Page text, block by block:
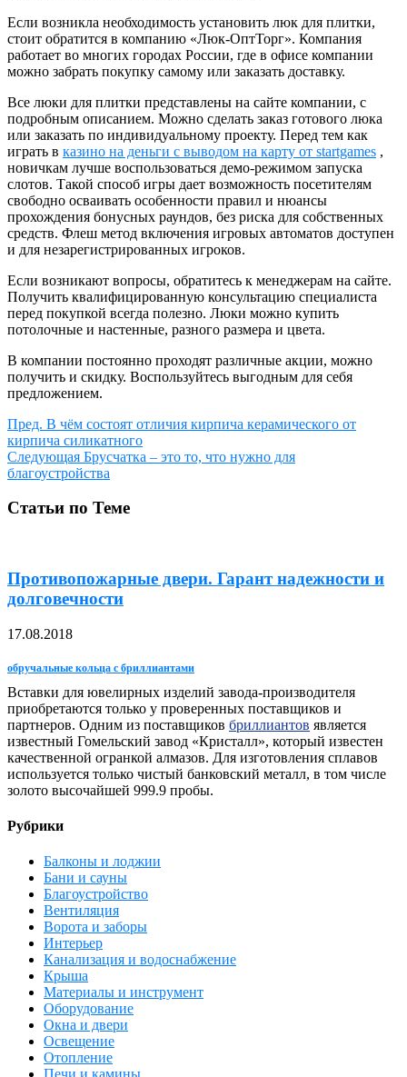
Если возникла необходимость установить люк для плитки,
стоит обратится в компанию «Люк-ОптТорг». Компания
работает во многих городах России, где в офисе компании
можно забрать покупку самому или заказать доставку.
Все люки для плитки представлены на сайте компании, с
подробным описанием. Можно сделать заказ готового люка
или заказать по индивидуальному проекту. Перед тем как
играть в казино на деньги с выводом на карту от startgames ,
новичкам лучше воспользоваться демо-режимом запуска
слотов. Такой способ игры дает возможность посетителям
свободно осваивать особенности правил и нюансы
прохождения бонусных раундов, без риска для собственных
средств. Флеш метод включения игровых автоматов доступен
и для незарегистрированных игроков.
Если возникают вопросы, обратитесь к менеджерам на сайте.
Получить квалифицированную консультацию специалиста
перед покупкой всегда полезно. Люки можно купить
потолочные и настенные, разного размера и цвета.
В компании постоянно проходят различные акции, можно
получить и скидку. Воспользуйтесь выгодным для себя
предложением.
Пред. В чём состоят отличия кирпича керамического от
кирпича силикатного
Следующая Брусчатка – это то, что нужно для
благоустройства
Статьи по Теме
Противопожарные двери. Гарант надежности и
долговечности
17.08.2018
обручальные кольца с бриллиантами
Вставки для ювелирных изделий завода-производителя
приобретаются только у проверенных поставщиков и
партнеров. Одним из поставщиков бриллиантов является
известный Гомельский завод «Кристалл», который известен
качественной огранкой алмазов. Для изготовления сплавов
используется только чистый банковский металл, в том числе
золото высочайшей 999.9 пробы.
Рубрики
Балконы и лоджии
Бани и сауны
Благоустройство
Вентиляция
Ворота и заборы
Интерьер
Канализация и водоснабжение
Крыша
Материалы и инструмент
Оборудование
Окна и двери
Освещение
Отопление